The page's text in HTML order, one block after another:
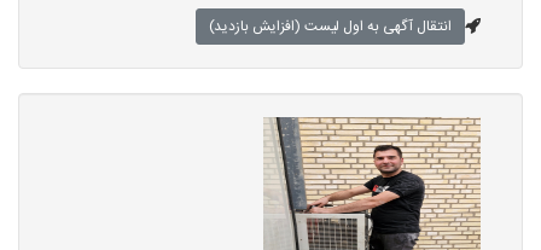
انتقال آگهی به اول لیست (افزایش بازدید)